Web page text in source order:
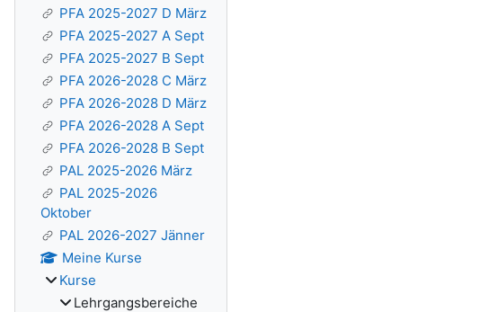
PFA 2025-2027 D März
PFA 2025-2027 A Sept
PFA 2025-2027 B Sept
PFA 2026-2028 C März
PFA 2026-2028 D März
PFA 2026-2028 A Sept
PFA 2026-2028 B Sept
PAL 2025-2026 März
PAL 2025-2026
Oktober
PAL 2026-2027 Jänner
Meine Kurse
Kurse
Lehrgangsbereiche